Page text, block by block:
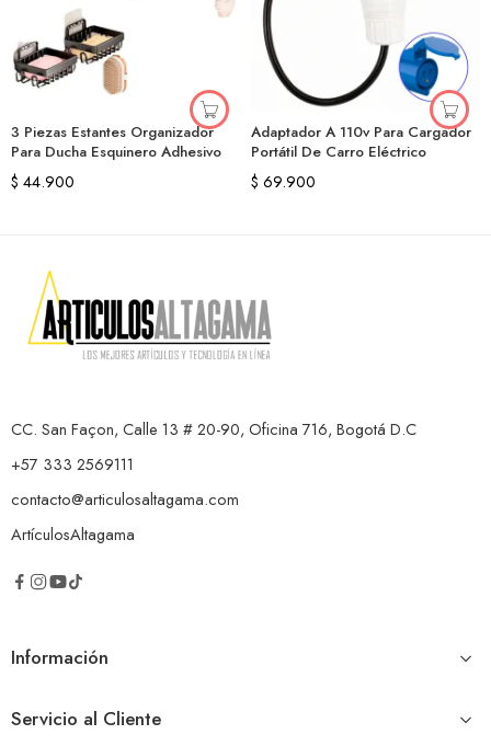
3 Piezas Estantes Organizador
Para Ducha Esquinero Adhesivo
$ 44.900
Adaptador A 110v Para Cargador
Portátil De Carro Eléctrico
$ 69.900
CC. San Façon, Calle 13 # 20-90, Oficina 716, Bogotá D.C
+57 333 2569111
contacto@articulosaltagama.com
ArtículosAltagama
Información
Servicio al Cliente